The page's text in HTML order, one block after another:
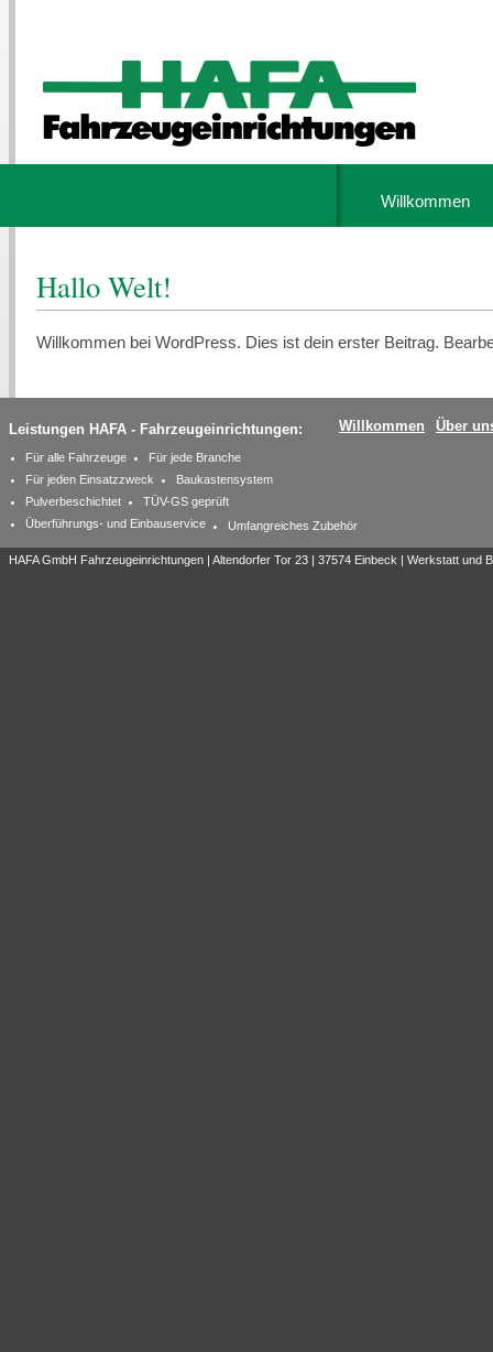
Willkommen
Hallo Welt!
Willkommen bei WordPress. Dies ist dein erster Beitrag.
Willkommen Über
Leistungen HAFA - Fahrzeugeinrichtungen:
Für alle Fahrzeuge
Für jede Branche
Für jeden Einsatzzweck
Baukastensystem
Pulverbeschichtet
TÜV-GS geprüft
Überführungs- und Einbauservice
Umfangreiches Zubehör
HAFA GmbH Fahrzeugeinrichtungen | Altendorfer Tor 23 | 37574 Einbeck | Werkstatt und